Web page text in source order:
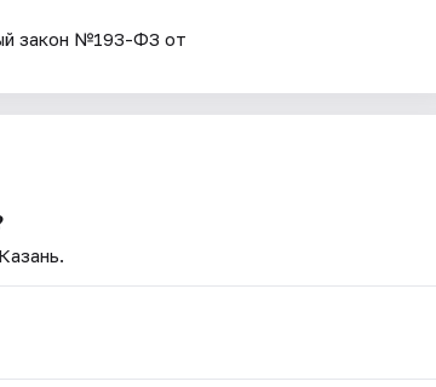
закон №193-ФЗ от